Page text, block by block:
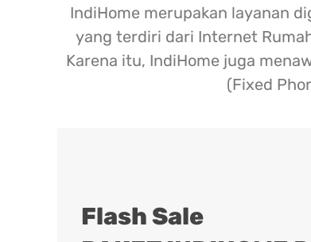
IndiHome merupakan layanan
yang terdiri dari Internet
Karena itu, IndiHome juga
(Fixed
Flash Sale